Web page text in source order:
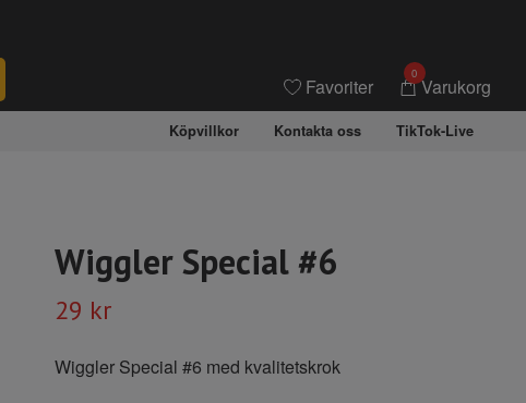
Favoriter
0
Varukorg
Köpvillkor Kontakta oss TikTok-Live
Wiggler Special #6
29 kr
Wiggler Special #6 med kvalitetskrok